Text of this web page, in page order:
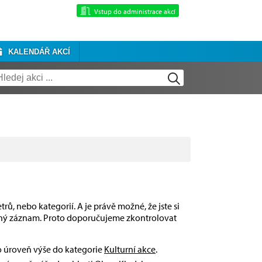
Vstup do administrace akcí
KALENDÁŘ AKCÍ
nebo kategorií. A je právě možné, že jste si
záznam. Proto doporučujeme zkontrolovat
úroveň výše do kategorie Kulturní akce.